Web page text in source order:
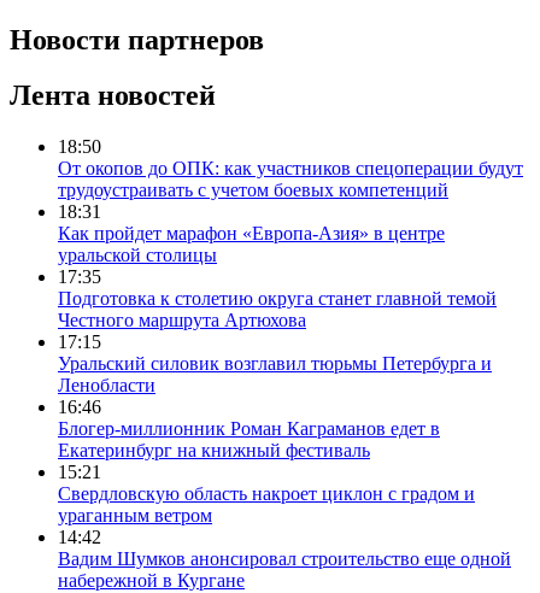
Новости партнеров
Лента новостей
18:50
От окопов до ОПК: как участников спецоперации будут
трудоустраивать с учетом боевых компетенций
18:31
Как пройдет марафон «Европа-Азия» в центре
уральской столицы
17:35
Подготовка к столетию округа станет главной темой
Честного маршрута Артюхова
17:15
Уральский силовик возглавил тюрьмы Петербурга и
Ленобласти
16:46
Блогер-миллионник Роман Каграманов едет в
Екатеринбург на книжный фестиваль
15:21
Свердловскую область накроет циклон с градом и
ураганным ветром
14:42
Вадим Шумков анонсировал строительство еще одной
набережной в Кургане